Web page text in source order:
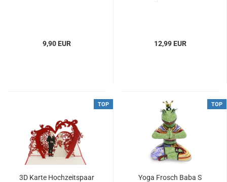
9,90 EUR 12,99 EUR
TOP
3D Karte Hochzeitspaar
TOP
Yoga Frosch Baba S